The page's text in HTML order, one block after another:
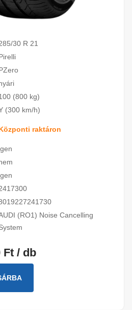
30 R 21
(800 kg)
(300 km/h)
raktáron
(RO1) Noise Cancelling
Ft / db